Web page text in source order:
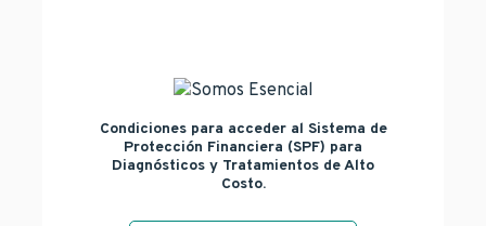
Condiciones para acceder al Sistema de
Protección Financiera (SPF) para
Diagnósticos y Tratamientos de Alto
Costo.